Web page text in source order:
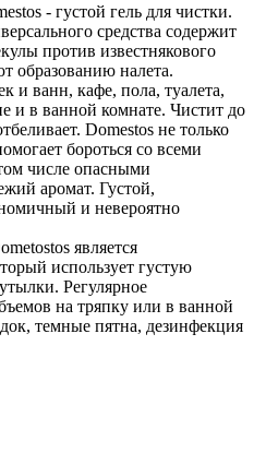
- густой гель для чистки.
средства содержит
против известнякового
образованию налета.
и ванн, кафе, пола, туалета,
и в ванной комнате. Чистит до
Domеstos не только
бороться со всеми
числе опасными
аромат. Густой,
и невероятно
является
использует густую
Регулярное
на тряпку или в ванной
темные пятна, дезинфекция